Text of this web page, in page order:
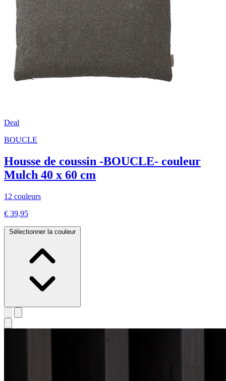
Deal
BOUCLE
Housse de coussin -BOUCLE- couleur
Mulch 40 x 60 cm
12 couleurs
€ 39,95
Sélectionner la couleur